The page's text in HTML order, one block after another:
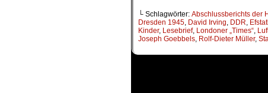
└ Schlagwörter: Abschlussberichts der
Dresden 1945, David Irving, DDR,
Kinder, Lesebrief, Londoner „Times“,
Joseph Goebbels, Rolf-Dieter Müller,